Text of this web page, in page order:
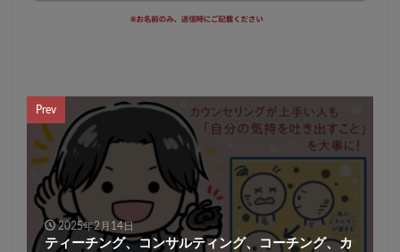
Prev
2025年2月14日
ティーチング、コンサルティング、コーチング、カ